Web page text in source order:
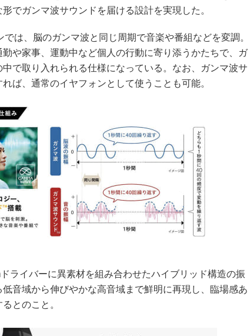
でガンマ波サウンドを届ける設計を実現した。
は、脳のガンマ波と同じ周期で音楽や番組などを変調。
や家事、運動中など個人の行動に寄り添うかたちで、ガ
で取り入れられる仕様になっている。なお、ガンマ波サ
ば、通常のイヤフォンとして使うことも可能。
ライバーに異素材を組み合わせたハイブリッド構造の振
音域から伸びやかな高音域まで鮮明に再現し、臨場感あ
とのこと。